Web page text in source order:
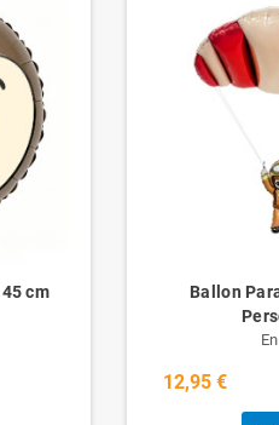
cm
Ballon
12,95 €